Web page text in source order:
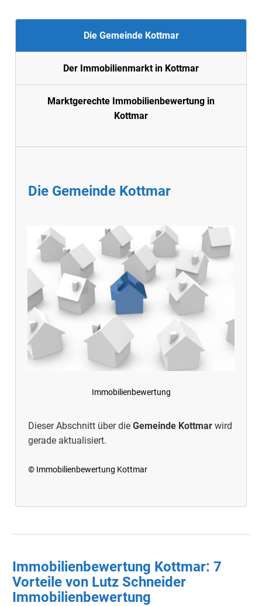
Die Gemeinde Kottmar
Der Immobilienmarkt in Kottmar
Marktgerechte Immobilienbewertung in
Kottmar
Die Gemeinde Kottmar
Immobilienbewertung
Dieser Abschnitt über die Gemeinde Kottmar wird
gerade aktualisiert.
© Immobilienbewertung Kottmar
Immobilienbewertung Kottmar: 7
Vorteile von Lutz Schneider
Immobilienbewertung